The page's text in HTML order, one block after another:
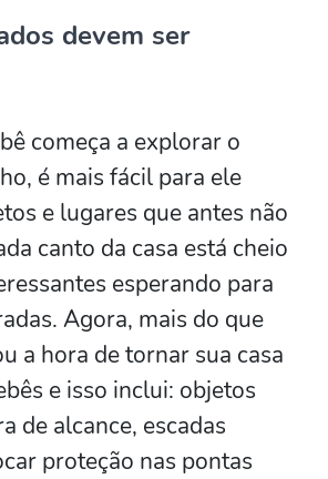
devem ser
começa a explorar o
é mais fácil para ele
e lugares que antes não
canto da casa está cheio
esperando para
Agora, mais do que
a hora de tornar sua casa
e isso inclui: objetos
de alcance, escadas
proteção nas pontas